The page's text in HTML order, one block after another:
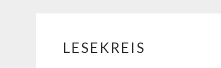
Springe
LESEKREIS